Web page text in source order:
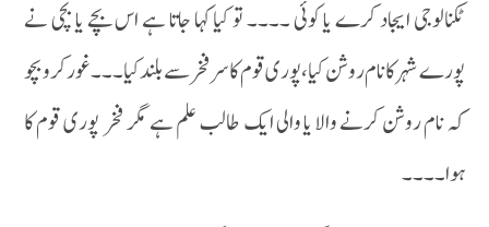
ٹکنالوجی ایجاد کرے یا کوئی ۔۔۔۔ تو کیا کہا جاتا ہے اس بچے یا بچی نے
پورے شہر کا نام روشن کیا ، پوری قوم کا سر فخر سے بلندکیا ۔۔۔غور کرو بچو
کہ نام روشن کرنے والا یا والی ایک طالب علم ہے مگر فخر پوری قوم کا
ہوا۔۔۔۔